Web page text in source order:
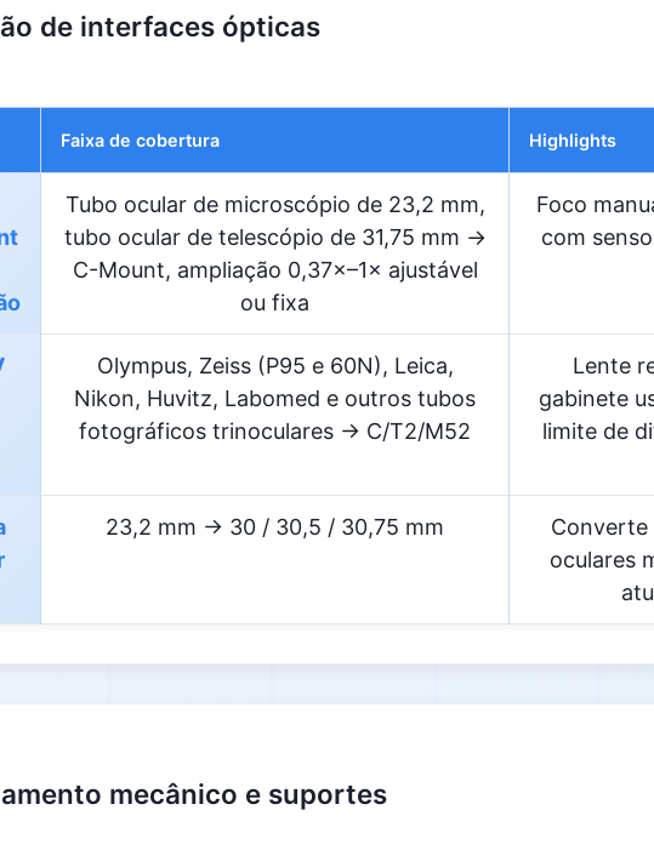
de interfaces ópticas
Faixa de cobertura Highlights
Tubo ocular de microscópio de 23,2 mm,
tubo ocular de telescópio de 31,75 mm →
C-Mount, ampliação 0,37×–1× ajustável
ou fixa
Foco
com
Olympus, Zeiss (P95 e 60N), Leica,
Nikon, Huvitz, Labomed e outros tubos
fotográficos trinoculares → C/T2/M52
Lente
gabinete
limite de
23,2 mm → 30 / 30,5 / 30,75 mm
Converte
oculares
mecânico e suportes